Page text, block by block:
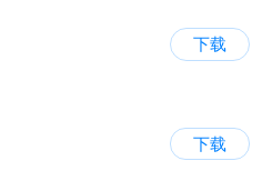
下载
下载